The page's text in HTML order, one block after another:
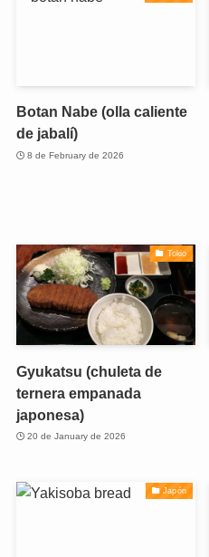
Botan Nabe (olla caliente
de jabalí)
8 de February de 2026
Tokio
Gyukatsu (chuleta de
ternera empanada
japonesa)
20 de January de 2026
Japón